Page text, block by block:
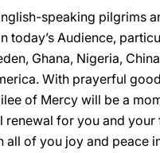
speaking pilgrims
today’s Audience,
Ghana, Nigeria,
With prayerful
of Mercy will be a
renewal for you and your
all of you joy and peace